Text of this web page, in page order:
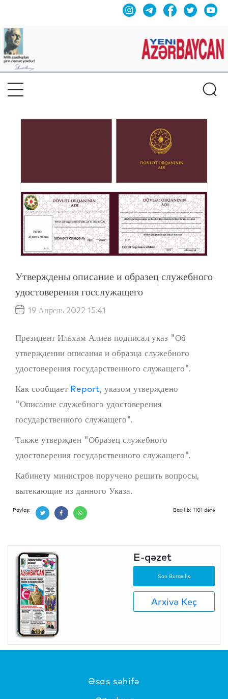
Утверждены описание и образец служебного
удостоверения госслужащего
19 Апрель 2022 15:41
Президент Ильхам Алиев подписал указ "Об
утверждении описания и образца служебного
удостоверения государственного служащего".
Как сообщает Report, указом утверждено
"Описание служебного удостоверения
государственного служащего".
Также утвержден "Образец служебного
удостоверения государственного служащего".
Кабинету министров поручено решить вопросы,
вытекающие из данного Указа.
Paylaş: Baxılıb: 1101 dəfə
E-qəzet
Son Buraxılış
Arxivə Keç
Əsas səhifə